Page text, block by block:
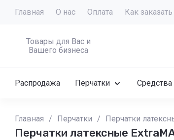
Главная О нас Оплата Как заказать
Товары для Вас и
Вашего бизнеса
Распродажа Перчатки
Главная / Перчатки / Перчатки
Перчатки латексные